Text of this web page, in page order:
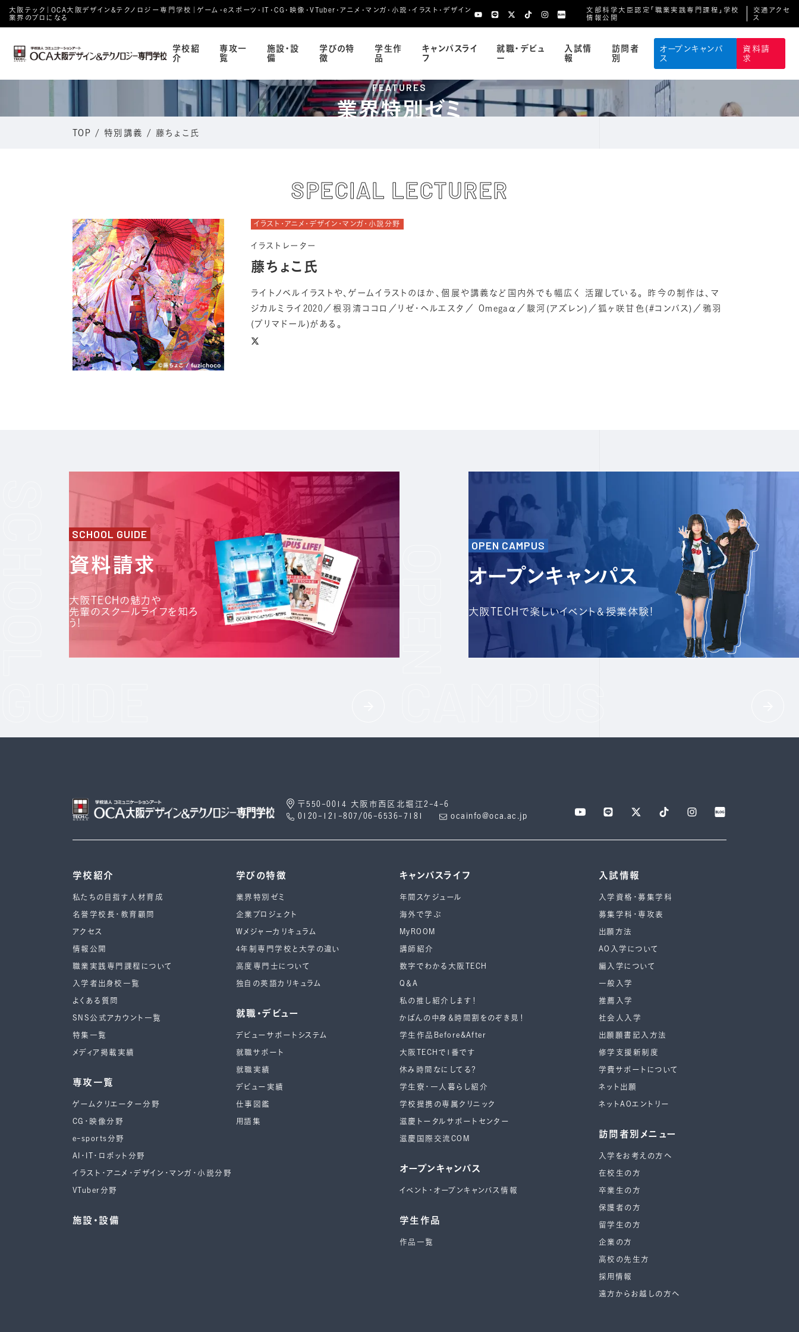
大阪テック｜OCA⼤阪デザイン&テクノロジー専⾨学校｜ゲーム・eスポーツ・IT・CG・映像・VTuber・アニメ・マンガ・小説・イラスト・デザイン
業界のプロになる
文部科学大臣認定「職業実践専門課程」学校
情報公開
交通アクセ
ス
学校紹
介
専攻一
覧
施設・設
備
学びの特
徴
学生作
品
キャンパスライ
フ
就職・デビュ
ー
入試情
報
訪問者
別
オープンキャンパ
ス
資料請
求
FEATURES
業界特別ゼミ
TOP / 特別講義 / 藤ちょこ氏
SPECIAL LECTURER
イラスト・アニメ・デザイン・マンガ・小説分野
イラストレーター
藤ちょこ氏
ライトノベルイラストや、ゲームイラストのほか、個展や講義など国内外でも幅広く 活躍している。 昨今の制作は、マ
ジカルミライ2020／根羽清ココロ／リゼ・ヘルエスタ／ Omegaα／駿河(アズレン)／狐ヶ咲甘色(#コンパス)／鴉羽
(プリマドール)がある。
SCHOOL GUIDE
資料請求
大阪TECHの魅力や
先輩のスクールライフを知ろ
う!
OPEN CAMPUS
オープンキャンパス
大阪TECHで楽しいイベント＆授業体験!
〒550-0014 大阪市西区北堀江2-4-6
0120-121-807/06-6536-7181
ocainfo@oca.ac.jp
学校紹介
私たちの目指す人材育成
名誉学校長・教育顧問
アクセス
情報公開
職業実践専門課程について
入学者出身校一覧
よくある質問
SNS公式アカウント一覧
特集一覧
メディア掲載実績
専攻一覧
ゲームクリエーター分野
CG・映像分野
e-sports分野
AI・IT・ロボット分野
イラスト・アニメ・デザイン・マンガ・小説分野
VTuber分野
施設・設備
学びの特徴
業界特別ゼミ
企業プロジェクト
Wメジャーカリキュラム
4年制専⾨学校と⼤学の違い
高度専門士について
独自の英語カリキュラム
就職・デビュー
デビューサポートシステム
就職サポート
就職実績
デビュー実績
仕事図鑑
用語集
キャンパスライフ
年間スケジュール
海外で学ぶ
MyROOM
講師紹介
数字でわかる大阪TECH
Q＆A
私の推し紹介します！
かばんの中身＆時間割をのぞき見！
学生作品Before&After
大阪TECHで1番です
休み時間なにしてる？
学生寮・一人暮らし紹介
学校提携の専属クリニック
滋慶トータルサポートセンター
滋慶国際交流COM
オープンキャンパス
イベント・オープンキャンパス情報
学生作品
作品一覧
入試情報
入学資格・募集学科
募集学科・専攻表
出願方法
AO入学について
編入学について
一般入学
推薦入学
社会人入学
出願願書記入方法
修学支援新制度
学費サポートについて
ネット出願
ネットAOエントリー
訪問者別メニュー
入学をお考えの方へ
在校生の方
卒業生の方
保護者の方
留学生の方
企業の方
高校の先生方
採用情報
遠方からお越しの方へ